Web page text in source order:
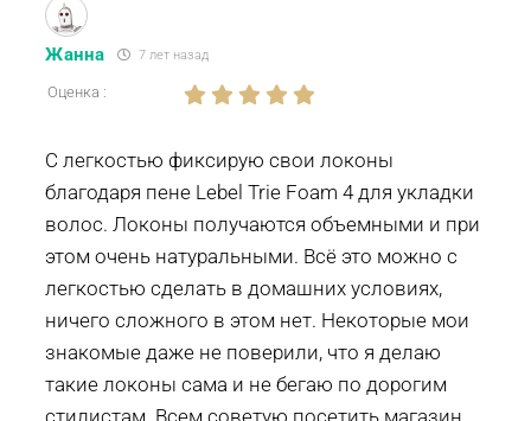
Жанна 7 лет назад
Оценка :
С легкостью фиксирую свои локоны
благодаря пене Lebel Trie Foam 4 для укладки
волос. Локоны получаются объемными и при
этом очень натуральными. Всё это можно с
легкостью сделать в домашних условиях,
ничего сложного в этом нет. Некоторые мои
знакомые даже не поверили, что я делаю
такие локоны сама и не бегаю по дорогим